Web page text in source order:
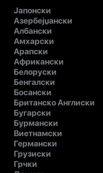
Јапонски
Азербејџански
Албански
Амхарски
Арапски
Африкански
Белоруски
Бенгалски
Босански
Британско Англиски
Бугарски
Бурмански
Виетнамски
Германски
Грузиски
Грчки